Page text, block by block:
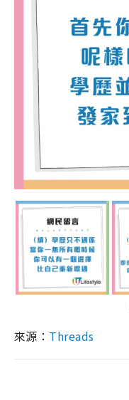
來源： Threads